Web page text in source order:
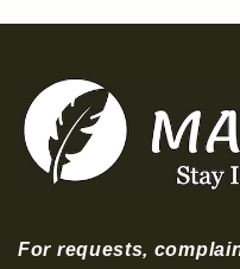
For requests,